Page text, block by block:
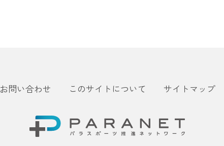
お問い合わせ このサイトについて サイトマップ